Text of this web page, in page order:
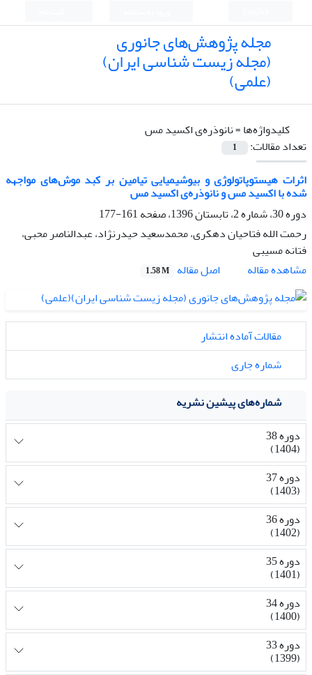
مجله پژوهش‌های جانوری
(مجله زیست شناسی ایران)
(علمی)
کلیدواژه‌ها =نانوذره‌ی اکسید مس
تعداد مقالات:
1
اثرات هیستوپاتولوژی و بیوشیمیایی تیامین بر کبد موش‌های مواجهه
شده با اکسید مس و نانوذره‌ی اکسید مس
دوره 30، شماره 2، تابستان 1396، صفحه
161-177
رحمت الله فتاحیان دهکری، محمدسعید حیدرنژاد، عبدالناصر محبی،
فتانه مسیبی
مشاهده مقاله
اصل مقاله 1.58 M
مقالات آماده انتشار
شماره جاری
شماره‌های پیشین نشریه
دوره 38
(1404)
دوره 37
(1403)
دوره 36
(1402)
دوره 35
(1401)
دوره 34
(1400)
دوره 33
(1399)